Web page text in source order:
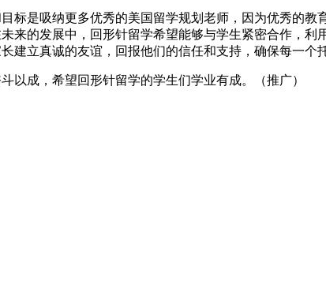
是吸纳更多优秀的美国留学规划老师，因为优秀的教
来的发展中，回形针留学希望能够与学生紧密合作，
建立真诚的友谊，回报他们的信任和支持，确保每一个
成，希望回形针留学的学生们学业有成。（推广）